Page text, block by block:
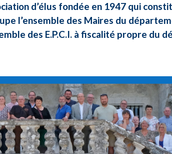
d’élus fondée en 1947 qui
l’ensemble des Maires du
des E.P.C.I. à fiscalité propre du